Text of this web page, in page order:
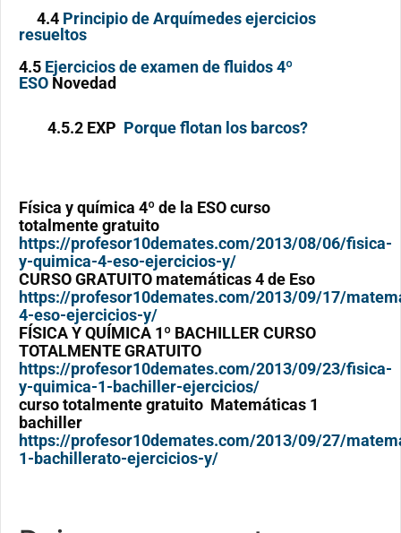
4.4 Principio de Arquímedes ejercicios
resueltos
4.5 Ejercicios de examen de fluidos 4º
ESO Novedad
4.5.2 EXP Porque flotan los barcos?
Física y química 4º de la ESO curso
totalmente gratuito
https://profesor10demates.com/2013/08/06/fisica-
y-quimica-4-eso-ejercicios-y/
CURSO GRATUITO matemáticas 4 de Eso
https://profesor10demates.com/2013/09/17/
4-eso-ejercicios-y/
FÍSICA Y QUÍMICA 1º BACHILLER CURSO
TOTALMENTE GRATUITO
https://profesor10demates.com/2013/09/23/fisica-
y-quimica-1-bachiller-ejercicios/
curso totalmente gratuito Matemáticas 1
bachiller
https://profesor10demates.com/2013/09/27/
1-bachillerato-ejercicios-y/